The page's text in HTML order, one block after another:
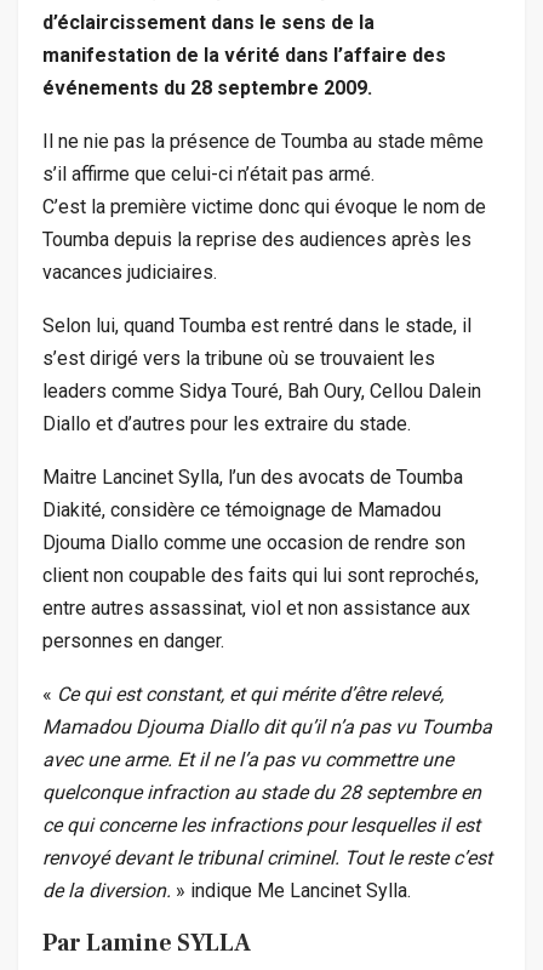
d’éclaircissement dans le sens de la
manifestation de la vérité dans l’affaire des
événements du 28 septembre 2009.
Il ne nie pas la présence de Toumba au stade même
s’il affirme que celui-ci n’était pas armé.
C’est la première victime donc qui évoque le nom de
Toumba depuis la reprise des audiences après les
vacances judiciaires.
Selon lui, quand Toumba est rentré dans le stade, il
s’est dirigé vers la tribune où se trouvaient les
leaders comme Sidya Touré, Bah Oury, Cellou Dalein
Diallo et d’autres pour les extraire du stade.
Maitre Lancinet Sylla, l’un des avocats de Toumba
Diakité, considère ce témoignage de Mamadou
Djouma Diallo comme une occasion de rendre son
client non coupable des faits qui lui sont reprochés,
entre autres assassinat, viol et non assistance aux
personnes en danger.
« Ce qui est constant, et qui mérite d’être relevé,
Mamadou Djouma Diallo dit qu’il n’a pas vu Toumba
avec une arme. Et il ne l’a pas vu commettre une
quelconque infraction au stade du 28 septembre en
ce qui concerne les infractions pour lesquelles il est
renvoyé devant le tribunal criminel. Tout le reste c’est
de la diversion. » indique Me Lancinet Sylla.
Par Lamine SYLLA